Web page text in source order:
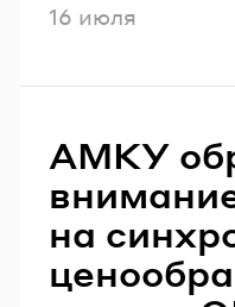
Опубликовано
16 июля
АМКУ
на